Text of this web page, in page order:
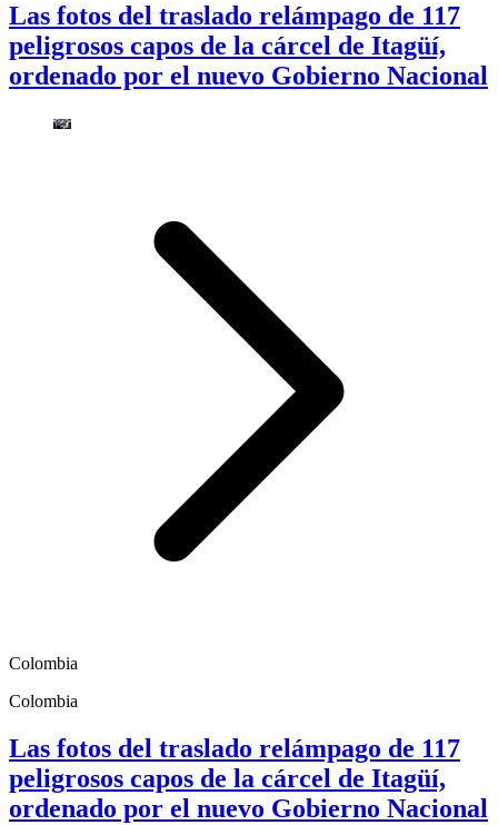
Las fotos del traslado relámpago de 117
peligrosos capos de la cárcel de Itagüí,
ordenado por el nuevo Gobierno Nacional
Colombia
Colombia
Las fotos del traslado relámpago de 117
peligrosos capos de la cárcel de Itagüí,
ordenado por el nuevo Gobierno Nacional